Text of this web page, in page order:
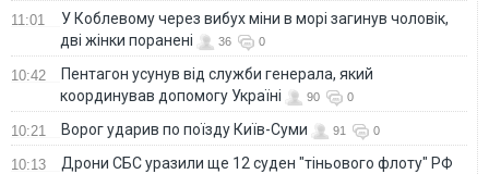
11:01
У Коблевому через вибух міни в морі загинув чоловік,
дві жінки поранені
36 0
10:42
Пентагон усунув від служби генерала, який
координував допомогу Україні
90 0
10:21 Ворог ударив по поїзду Київ-Суми 91 0
10:13 Дрони СБС уразили ще 12 суден "тіньового флоту" РФ